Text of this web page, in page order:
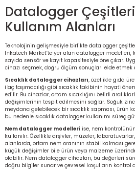
Datalogger
Kullanım Alanları
Teknolojinin gelişmesiyle birlikte datalogger
Inkatech Market’te yer alan datalogger modelleri,
sayıda sensör ve kayıt kapasitesiyle öne çıkar.
cihazı seçmek, doğru ölçüm sonuçları elde etmek
Sıcaklık datalogger cihazları, özellikle gıda
ilaç taşımacılığı gibi sıcaklık takibinin hayati
edilir. Bu cihazlar, ortam sıcaklığını belirli
değişimlerinin tespit edilmesini sağlar. Soğuk
meydana gelebilecek bir sıcaklık sapması, ürün
bu nedenle sıcaklık datalogger kullanımı süreç
Nem datalogger modelleri ise, nem
kullanılır. Özellikle arşivler, müzeler,
alanlarda, ortam nem oranının stabil kalması
küçük değişimler bile ürün veya malzeme
olabilir. Nem datalogger cihazları, bu değerleri
doğru bilgiler sunar ve çevresel koşulların kontrol